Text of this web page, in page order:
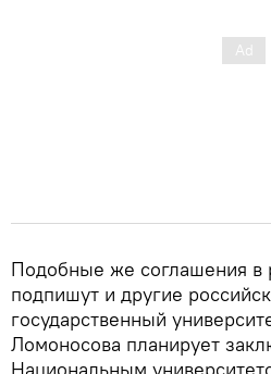
Подобные же соглашения в
подпишут и другие
государственный
Ломоносова планирует
Национальным